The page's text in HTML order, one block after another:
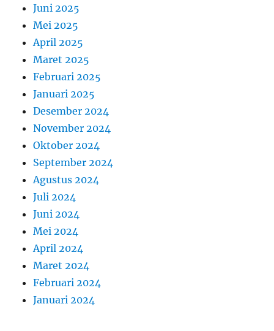
Juni 2025
Mei 2025
April 2025
Maret 2025
Februari 2025
Januari 2025
Desember 2024
November 2024
Oktober 2024
September 2024
Agustus 2024
Juli 2024
Juni 2024
Mei 2024
April 2024
Maret 2024
Februari 2024
Januari 2024